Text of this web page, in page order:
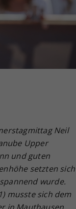
Neil
Upper
und guten
öhe setzten sich
wurde.
musste sich dem
falls der
eingestellt hat.